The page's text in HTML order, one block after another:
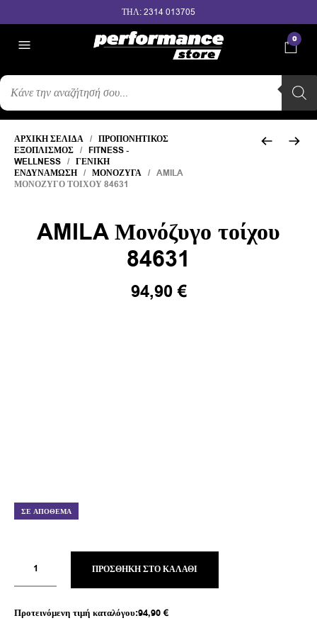
ΤΗΛ: 2314 013705
0
ΑΝΑΖΉΤΗΣΗ
ΠΡΟΪΌΝΤΩΝ
ΑΡΧΙΚΉ ΣΕΛΊΔΑ / ΠΡΟΠΟΝΗΤΙΚΌΣ
ΕΞΟΠΛΙΣΜΌΣ / FITNESS -
WELLNESS / ΓΕΝΙΚΉ
ΕΝΔΥΝΆΜΩΣΗ / ΜΟΝΌΖΥΓΑ / AMILA
ΜΟΝΌΖΥΓΟ ΤΟΊΧΟΥ 84631
AMILA Μονόζυγο τοίχου
84631
94,90€
ΣΕ ΑΠΌΘΕΜΑ
ΠΡΟΣΘΉΚΗ ΣΤΟ ΚΑΛΆΘΙ
Προτεινόμενη τιμή καταλόγου:94,90€